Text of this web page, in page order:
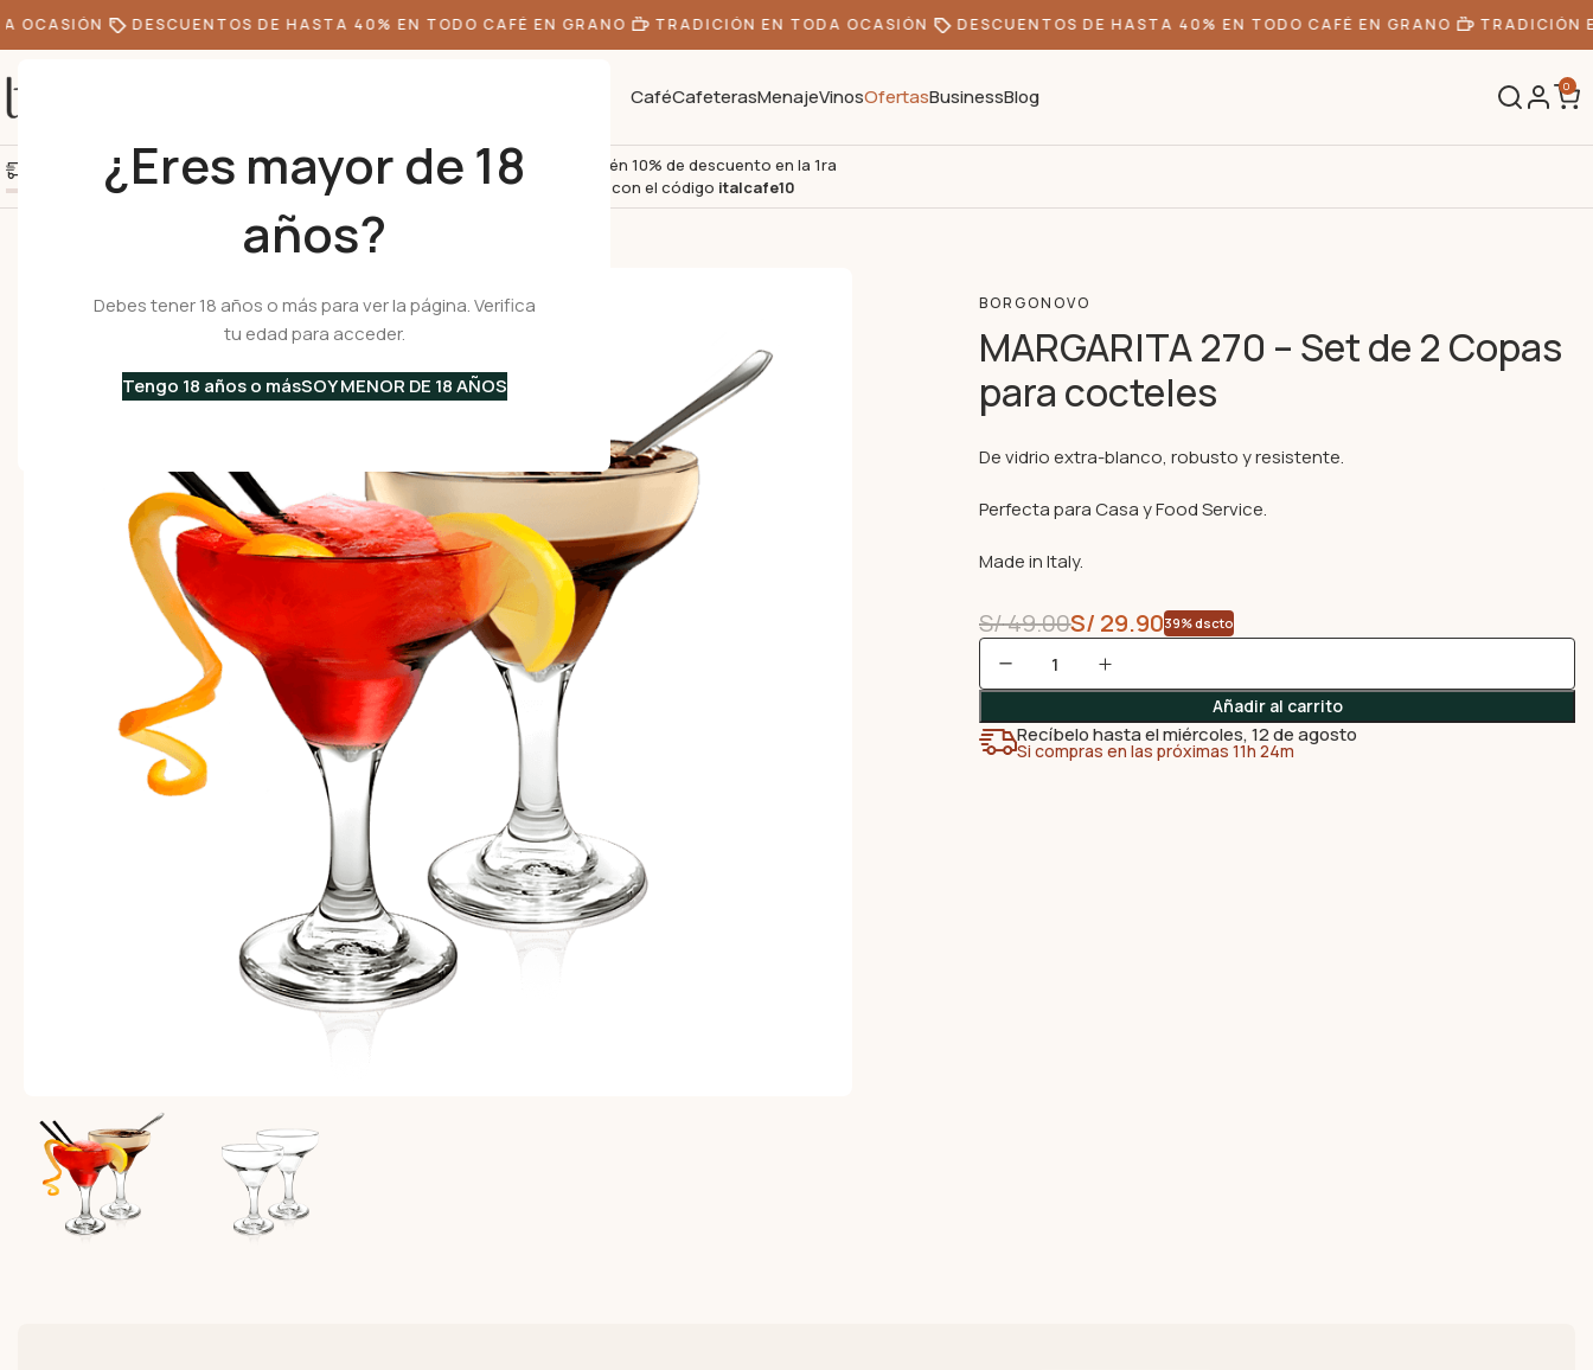
¿Eres mayor de 18
años?
Debes tener 18 años o más para ver la página. Verifica
tu edad para acceder.
Tengo 18 años o másSOY MENOR DE 18 AÑOS
DESCUENTOS DE HASTA 40% EN TODO CAFÉ EN GRANO TRADICIÓN EN TODA OCASIÓN DESCUENTOS DE HASTA 40% EN TODO CAFÉ EN GRANO TRADICIÓN
CaféCafeterasMenajeVinosOfertasBusinessBlog 0
Agrega S/300.00 más y obtén envío gratis +10k de clientes felices
Obtén 10% de descuento en la 1ra
compra con el código italcafe10
MARGARITA 270 – Set de 2 Copas para cocteles
BORGONOVO
MARGARITA 270 – Set de 2 Copas
para cocteles
De vidrio extra-blanco, robusto y resistente.
Perfecta para Casa y Food Service.
Made in Italy.
S/49.00S/ 29.9039% dscto
Añadir al carrito
Recíbelo hasta el miércoles, 12 de agosto
Si compras en las próximas 11h 24m